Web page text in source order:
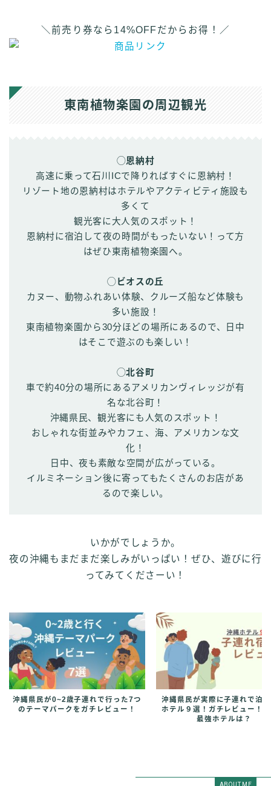
＼前売り券なら14%OFFだからお得！／
東南植物楽園の周辺観光
◯恩納村
高速に乗って石川ICで降りればすぐに恩納村！
リゾート地の恩納村はホテルやアクティビティ施設も
多くて
観光客に大人気のスポット！
恩納村に宿泊して夜の時間がもったいない！って方
はぜひ東南植物楽園へ。
◯ビオスの丘
カヌー、動物ふれあい体験、クルーズ船など体験も
多い施設！
東南植物楽園から30分ほどの場所にあるので、日中
はそこで遊ぶのも楽しい！
◯北谷町
車で約40分の場所にあるアメリカンヴィレッジが有
名な北谷町！
沖縄県民、観光客にも人気のスポット！
おしゃれな街並みやカフェ、海、アメリカンな文
化！
日中、夜も素敵な空間が広がっている。
イルミネーション後に寄ってもたくさんのお店があ
るので楽しい。
いかがでしょうか。
夜の沖縄もまだまだ楽しみがいっぱい！ぜひ、遊びに行
ってみてくださーい！
沖縄県民が0~2歳子連れで行った7つ
のテーマパークをガチレビュー！
沖縄県民が実際に子連れで泊
ホテル９選！ガチレビュー！
最強ホテルは？
ABOUT ME